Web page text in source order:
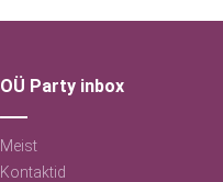
OÜ Party inbox
Meist
Kontaktid